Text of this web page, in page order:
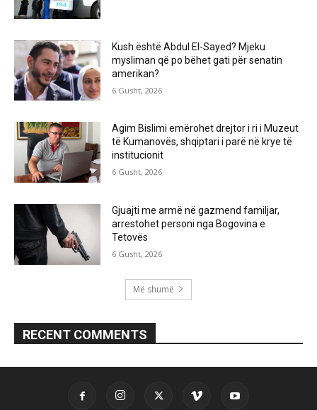
Kush është Abdul El-Sayed? Mjeku
mysliman që po bëhet gati për senatin
amerikan?
6 Gusht, 2026
Agim Bislimi emërohet drejtor i ri i Muzeut
të Kumanovës, shqiptari i parë në krye të
institucionit
6 Gusht, 2026
Gjuajti me armë në gazmend familjar,
arrestohet personi nga Bogovina e
Tetovës
6 Gusht, 2026
Më shumë
RECENT COMMENTS